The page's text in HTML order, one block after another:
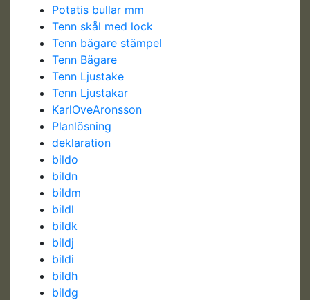
Potatis bullar mm
Tenn skål med lock
Tenn bägare stämpel
Tenn Bägare
Tenn Ljustake
Tenn Ljustakar
KarlOveAronsson
Planlösning
deklaration
bildo
bildn
bildm
bildl
bildk
bildj
bildi
bildh
bildg